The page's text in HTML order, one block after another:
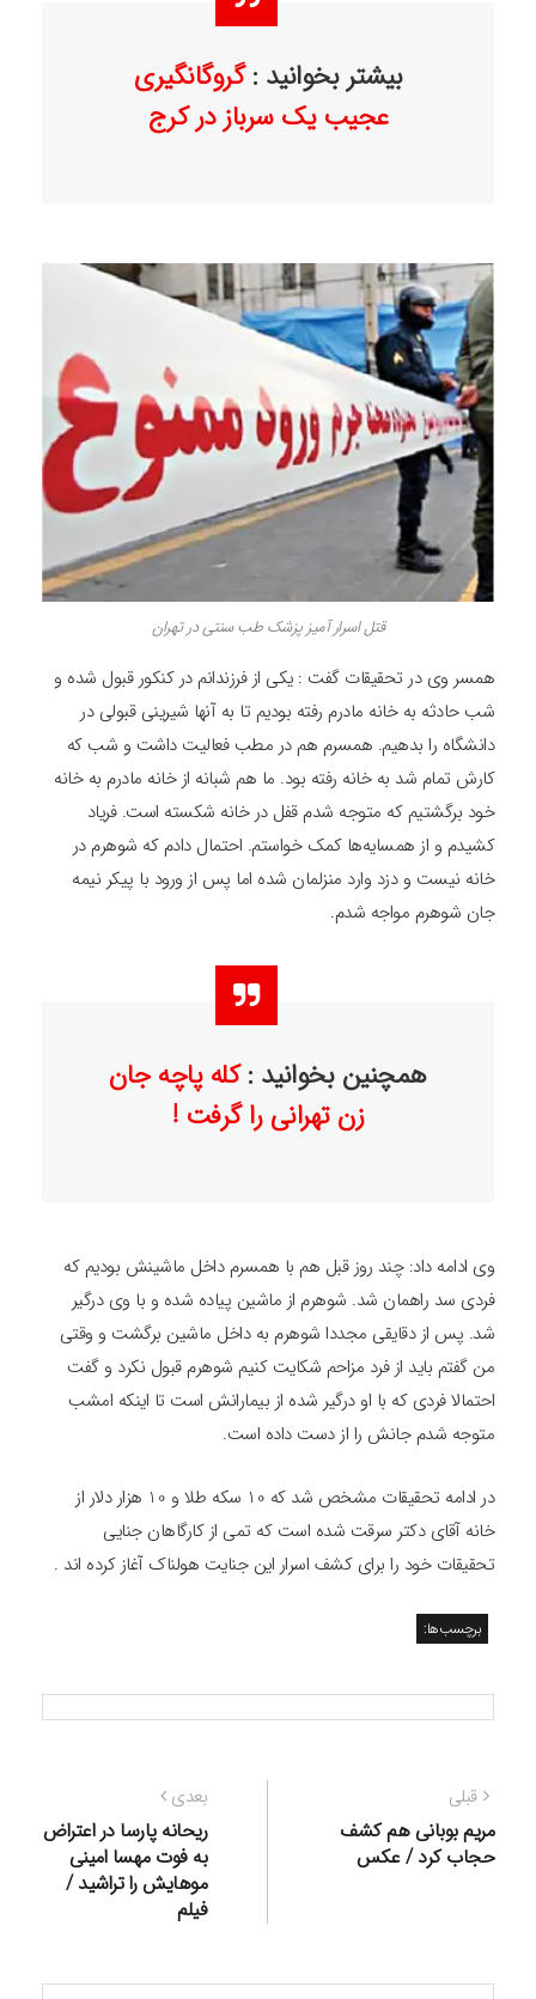
بیشتر بخوانید :گروگانگیری
عجیب یک سرباز در کرج
قتل اسرار آمیز پزشک طب سنتی در تهران
همسر وی در تحقیقات گفت : یکی از فرزندانم در کنکور قبول شده و
شب حادثه به خانه مادرم رفته بودیم تا به آنها شیرینی قبولی در
دانشگاه را بدهیم. همسرم هم در مطب فعالیت داشت و شب که
کارش تمام شد به خانه رفته بود. ما هم شبانه از خانه مادرم به خانه
خود برگشتیم که متوجه شدم قفل در خانه شکسته است. فریاد
کشیدم و از همسایه‌ها کمک خواستم. احتمال دادم که شوهرم در
خانه نیست و دزد وارد منزلمان شده اما پس از ورود با پیکر نیمه
جان شوهرم مواجه شدم.
همچنین بخوانید :کله پاچه جان
زن تهرانی را گرفت !
وی ادامه داد: چند روز قبل هم با همسرم داخل ماشینش بودیم که
فردی سد راهمان شد. شوهرم از ماشین پیاده شده و با وی درگیر
شد. پس از دقایقی مجددا شوهرم به داخل ماشین برگشت و وقتی
من گفتم باید از فرد مزاحم شکایت کنیم شوهرم قبول نکرد و گفت
احتمالا فردی که با او درگیر شده از بیمارانش است تا اینکه امشب
متوجه شدم جانش را از دست داده است.
در ادامه تحقیقات مشخص شد که 10 سکه طلا و 10 هزار دلار از
خانه آقای دکتر سرقت شده است که تمی از کارگاهان جنایی
تحقیقات خود را برای کشف اسرار این جنایت هولناک آغاز کرده اند .
برچسب‌ها:
راهبری
نوشته
قبلی
قبلی:
مریم بوبانی هم کشف
حجاب کرد / عکس
بعدی
بعدی:
ریحانه پارسا در اعتراض
به فوت مهسا امینی
موهایش را تراشید /
فیلم